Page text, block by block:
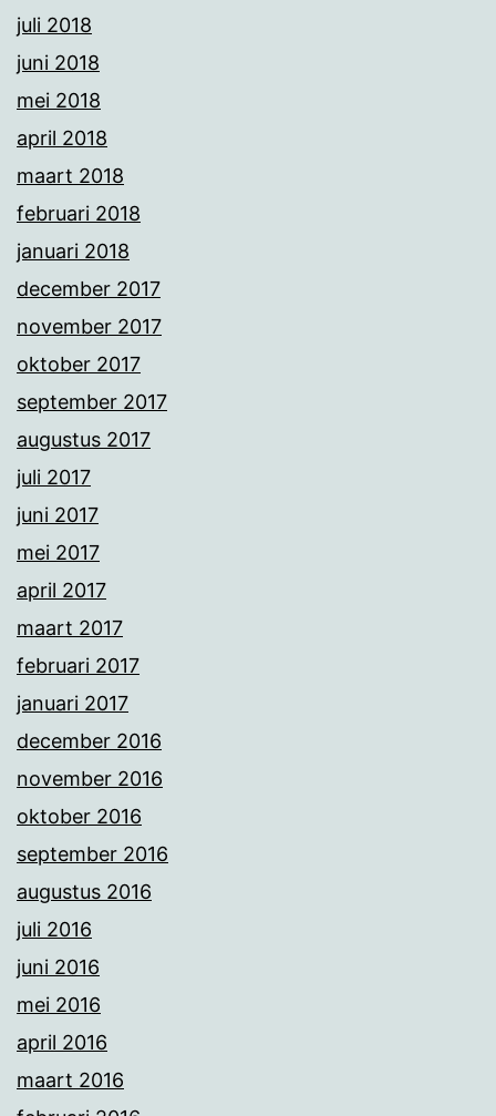
juli 2018
juni 2018
mei 2018
april 2018
maart 2018
februari 2018
januari 2018
december 2017
november 2017
oktober 2017
september 2017
augustus 2017
juli 2017
juni 2017
mei 2017
april 2017
maart 2017
februari 2017
januari 2017
december 2016
november 2016
oktober 2016
september 2016
augustus 2016
juli 2016
juni 2016
mei 2016
april 2016
maart 2016